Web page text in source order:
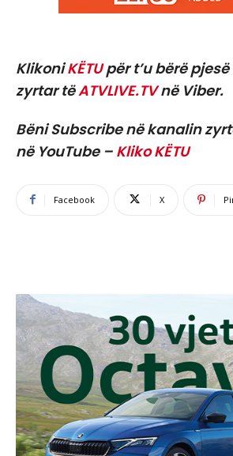
KlikoniKËTUpër t’u bërë
zyrtar tëATVLIVE.TVnë Viber.
Bëni Subscribe në kanalin
në YouTube – Kliko KËTU
Facebook X